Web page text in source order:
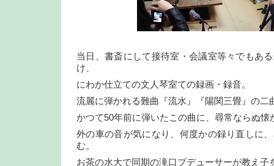
当日、書斎にして接待室・会議室等々でもあ
け、
にわか仕立ての文人琴室ての録画・録音。
流麗に弾かれる難曲『流水』『陽関三畳』の二
かつて50年前に弾いたこの曲に、尋常ならぬ懐
外の車の音が気になり、何度かの録り直しに
む。
お茶の水大で同期の滝口プデューサーが教え子